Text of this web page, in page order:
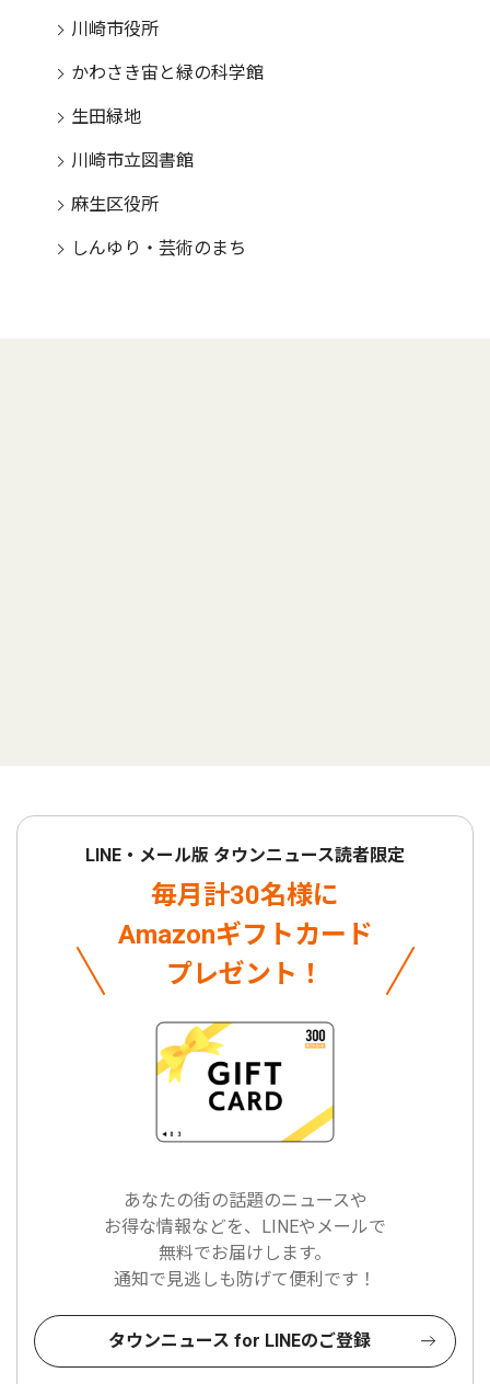
川崎市役所
かわさき宙と緑の科学館
生田緑地
川崎市立図書館
麻生区役所
しんゆり・芸術のまち
LINE・メール版 タウンニュース読者限定
毎月計30名様に
Amazonギフトカード
プレゼント！
あなたの街の話題のニュースや
お得な情報などを、LINEやメールで
無料でお届けします。
通知で見逃しも防げて便利です！
タウンニュース for LINEのご登録